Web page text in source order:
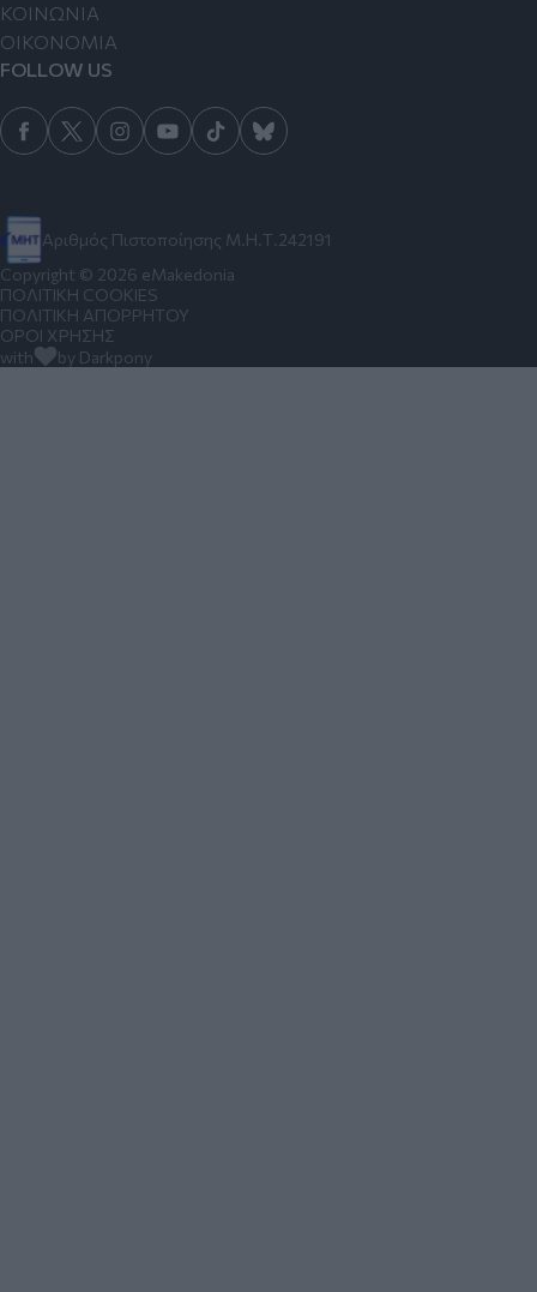
Αριθμός Πιστοποίησης Μ.Η.Τ.242191
ΚΟΙΝΩΝΙΑ
ΟΙΚΟΝΟΜΙΑ
FOLLOW US
Copyright © 2026 eMakedonia
ΠΟΛΙΤΙΚΗ COOKIES
ΠΟΛΙΤΙΚΗ ΑΠΟΡΡΗΤΟΥ
ΟΡΟΙ ΧΡΗΣΗΣ
with
by Darkpony